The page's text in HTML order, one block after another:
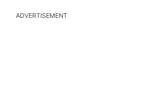
ADVERTISEMENT